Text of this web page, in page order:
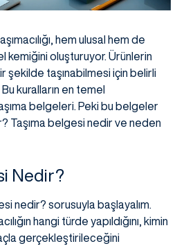
hem ulusal hem de
kemiğini oluşturuyor. Ürünlerin
şekilde taşınabilmesi için belirli
kuralların en temel
belgeleri. Peki bu belgeler
Taşıma belgesi nedir ve neden
Nedir?
nedir? sorusuyla başlayalım.
hangi türde yapıldığını, kimin
gerçekleştirileceğini